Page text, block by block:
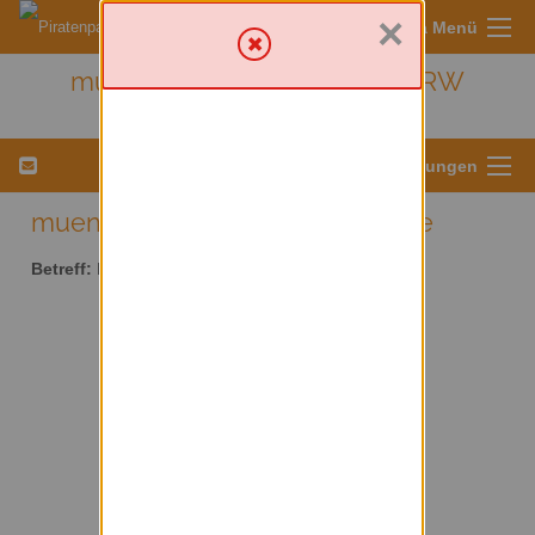
Sympa Menü
muenster - Kreis Münster/ NRW
Menü für Listeneinstellungen
muenster AT lists.piratenpartei.de
Betreff:
×